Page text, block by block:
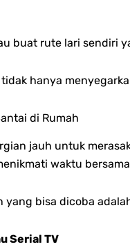
buat rute lari sendiri
hanya
di Rumah
jauh untuk
waktu
yang bisa dicoba
Serial TV